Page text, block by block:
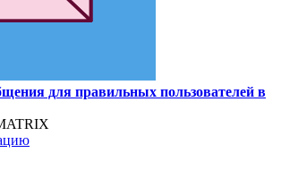
для правильных пользователей в